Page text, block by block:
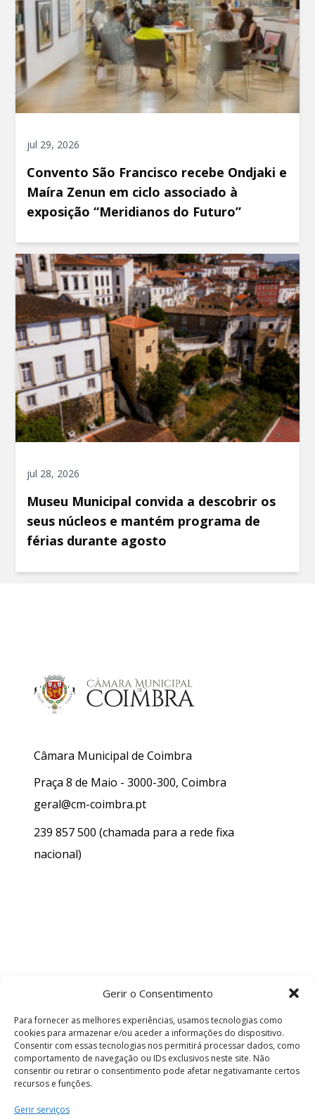
Gerir o Consentimento
Para fornecer as melhores experiências, usamos tecnologias como
cookies para armazenar e/ou aceder a informações do dispositivo.
Consentir com essas tecnologias nos permitirá processar dados, como
comportamento de navegação ou IDs exclusivos neste site. Não
consentir ou retirar o consentimento pode afetar negativamante certos
recursos e funções.
Gerir serviços
jul 29, 2026
Convento São Francisco recebe Ondjaki e
Maíra Zenun em ciclo associado à
exposição “Meridianos do Futuro”
jul 28, 2026
Museu Municipal convida a descobrir os
seus núcleos e mantém programa de
férias durante agosto
Câmara Municipal de Coimbra
Praça 8 de Maio - 3000-300, Coimbra
geral@cm-coimbra.pt
239 857 500 (chamada para a rede fixa
nacional)
Termos e Condições